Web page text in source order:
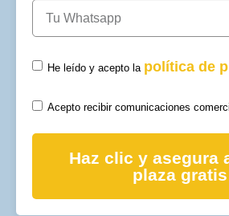
He leído y acepto la política de
Acepto recibir comunicaciones
Haz clic y asegura
plaza gratis